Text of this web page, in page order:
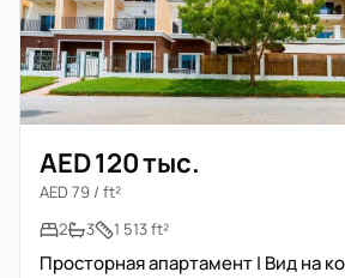
AED 120 тыс.
AED 79 / ft²
2
3 1 513 ft²